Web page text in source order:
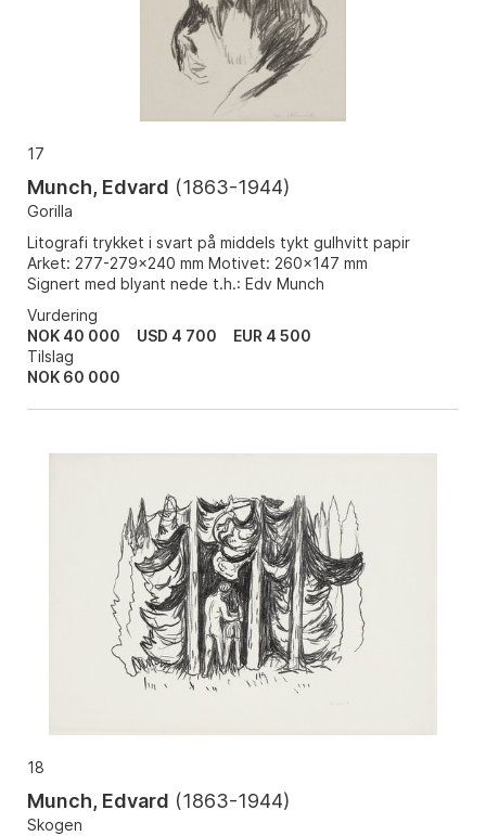
17
Munch, Edvard (1863-1944)
Gorilla
Litografi trykket i svart på middels tykt gulhvitt papir
Arket: 277-279x240 mm Motivet: 260x147 mm
Signert med blyant nede t.h.: Edv Munch
Vurdering
NOK 40 000
USD 4 700
EUR 4 500
Tilslag
NOK 60 000
18
Munch, Edvard (1863-1944)
Skogen